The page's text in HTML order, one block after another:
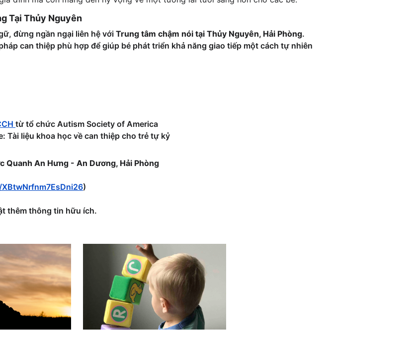
Tại Thủy Nguyên
đừng ngần ngại liên hệ với Trung tâm chậm nói tại Thủy Nguyên, Hải Phòng.
can thiệp phù hợp để giúp bé phát triển khả năng giao tiếp một cách tự nhiên
từ tổ chức Autism Society of America
Tài liệu khoa học về can thiệp cho trẻ tự kỷ
Quanh An Hưng - An Dương, Hải Phòng
)
thêm thông tin hữu ích.